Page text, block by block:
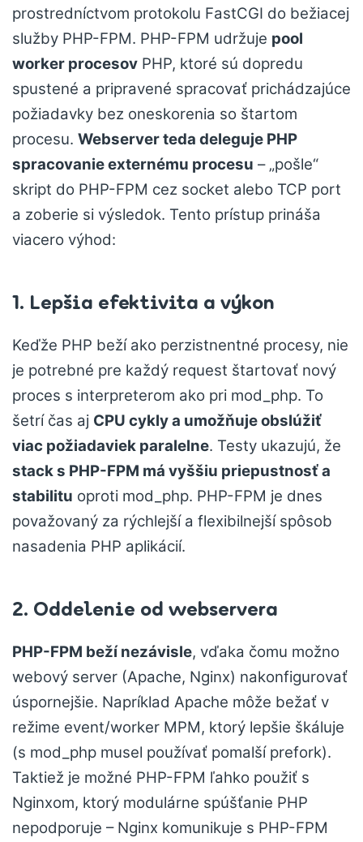
prostredníctvom protokolu FastCGI do bežiacej
služby PHP-FPM. PHP-FPM udržuje pool
worker procesov PHP, ktoré sú dopredu
spustené a pripravené spracovať prichádzajúce
požiadavky bez oneskorenia so štartom
procesu. Webserver teda deleguje PHP
spracovanie externému procesu – „pošle“
skript do PHP-FPM cez socket alebo TCP port
a zoberie si výsledok. Tento prístup prináša
viacero výhod:
1. Lepšia efektivita a výkon
Keďže PHP beží ako perzistnentné procesy, nie
je potrebné pre každý request štartovať nový
proces s interpreterom ako pri mod_php. To
šetrí čas aj CPU cykly a umožňuje obslúžiť
viac požiadaviek paralelne. Testy ukazujú, že
stack s PHP-FPM má vyššiu priepustnosť a
stabilitu oproti mod_php. PHP-FPM je dnes
považovaný za rýchlejší a flexibilnejší spôsob
nasadenia PHP aplikácií.
2. Oddelenie od webservera
PHP-FPM beží nezávisle, vďaka čomu možno
webový server (Apache, Nginx) nakonfigurovať
úspornejšie. Napríklad Apache môže bežať v
režime event/worker MPM, ktorý lepšie škáluje
(s mod_php musel používať pomalší prefork).
Taktiež je možné PHP-FPM ľahko použiť s
Nginxom, ktorý modulárne spúšťanie PHP
nepodporuje – Nginx komunikuje s PHP-FPM